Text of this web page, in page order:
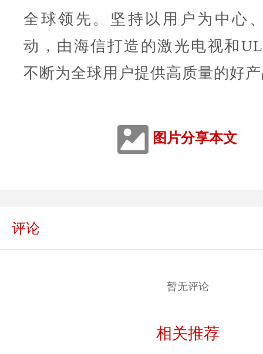
全球领先。坚持以用户为中心
动，由海信打造的激光电视和
不断为全球用户提供高质量的好
图片分享本文
评论
暂无评论
相关推荐